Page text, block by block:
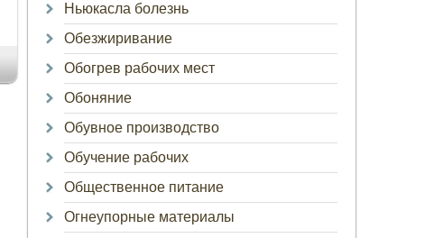
Ньюкасла болезнь
Обезжиривание
Обогрев рабочих мест
Обоняние
Обувное производство
Обучение рабочих
Общественное питание
Огнеупорные материалы